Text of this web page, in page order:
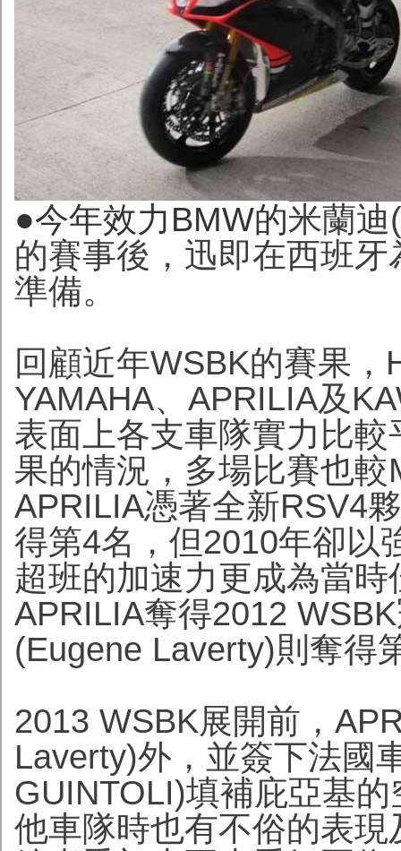
●今年效力BMW的米蘭迪
的賽事後，迅即在西班
準備。
回顧近年WSBK的賽果，
YAMAHA、APRILIA及
表面上各支車隊實力比
果的情況，多場比賽也
APRILIA憑著全新RSV4
得第4名，但2010年卻以
超班的加速力更成為當
APRILIA奪得2012
(Eugene Laverty)則奪得
2013 WSBK展開前，
Laverty)外，並簽下法國
GUINTOLI)填補庇亞基
他車隊時也有不俗的表